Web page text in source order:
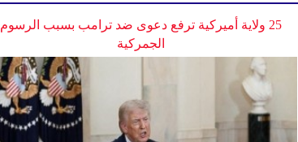
25 ولاية أميركية ترفع دعوى ضد ترامب بسبب الرسوم
الجمركية